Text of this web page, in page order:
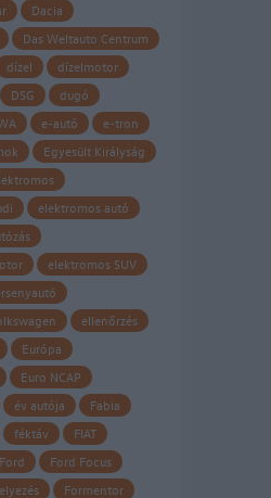
Dacia
Das Weltauto Centrum
dízel
dízelmotor
DSG
dugó
e-autó
e-tron
Egyesült Királyság
elektromos autó
elektromos SUV
ellenőrzés
Európa
Euro NCAP
év autója
Fabia
féktáv
FIAT
Ford
Ford Focus
Formentor